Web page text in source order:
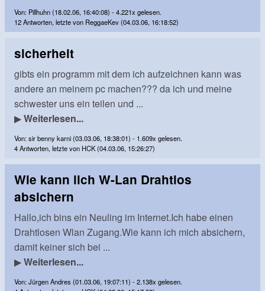
Von: Pillhuhn (18.02.06, 16:40:08) - 4.221x gelesen.
12 Antworten, letzte von ReggaeKev (04.03.06, 16:18:52)
sicherheit
gibts ein programm mit dem ich aufzeichnen kann was
andere an meinem pc machen??? da ich und meine
schwester uns ein teilen und ...
▶Weiterlesen...
Von: sir benny karni (03.03.06, 18:38:01) - 1.609x gelesen.
4 Antworten, letzte von HCK (04.03.06, 15:26:27)
Wie kann iich W-Lan Drahtlos
absichern
Hallo,ich bins ein Neuling im Internet.Ich habe einen
Drahtlosen Wlan Zugang.Wie kann ich mich absichern,
damit keiner sich bei ...
▶Weiterlesen...
Von: Jürgen Andres (01.03.06, 19:07:11) - 2.138x gelesen.